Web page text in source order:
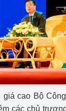
giá cao Bộ
các chủ